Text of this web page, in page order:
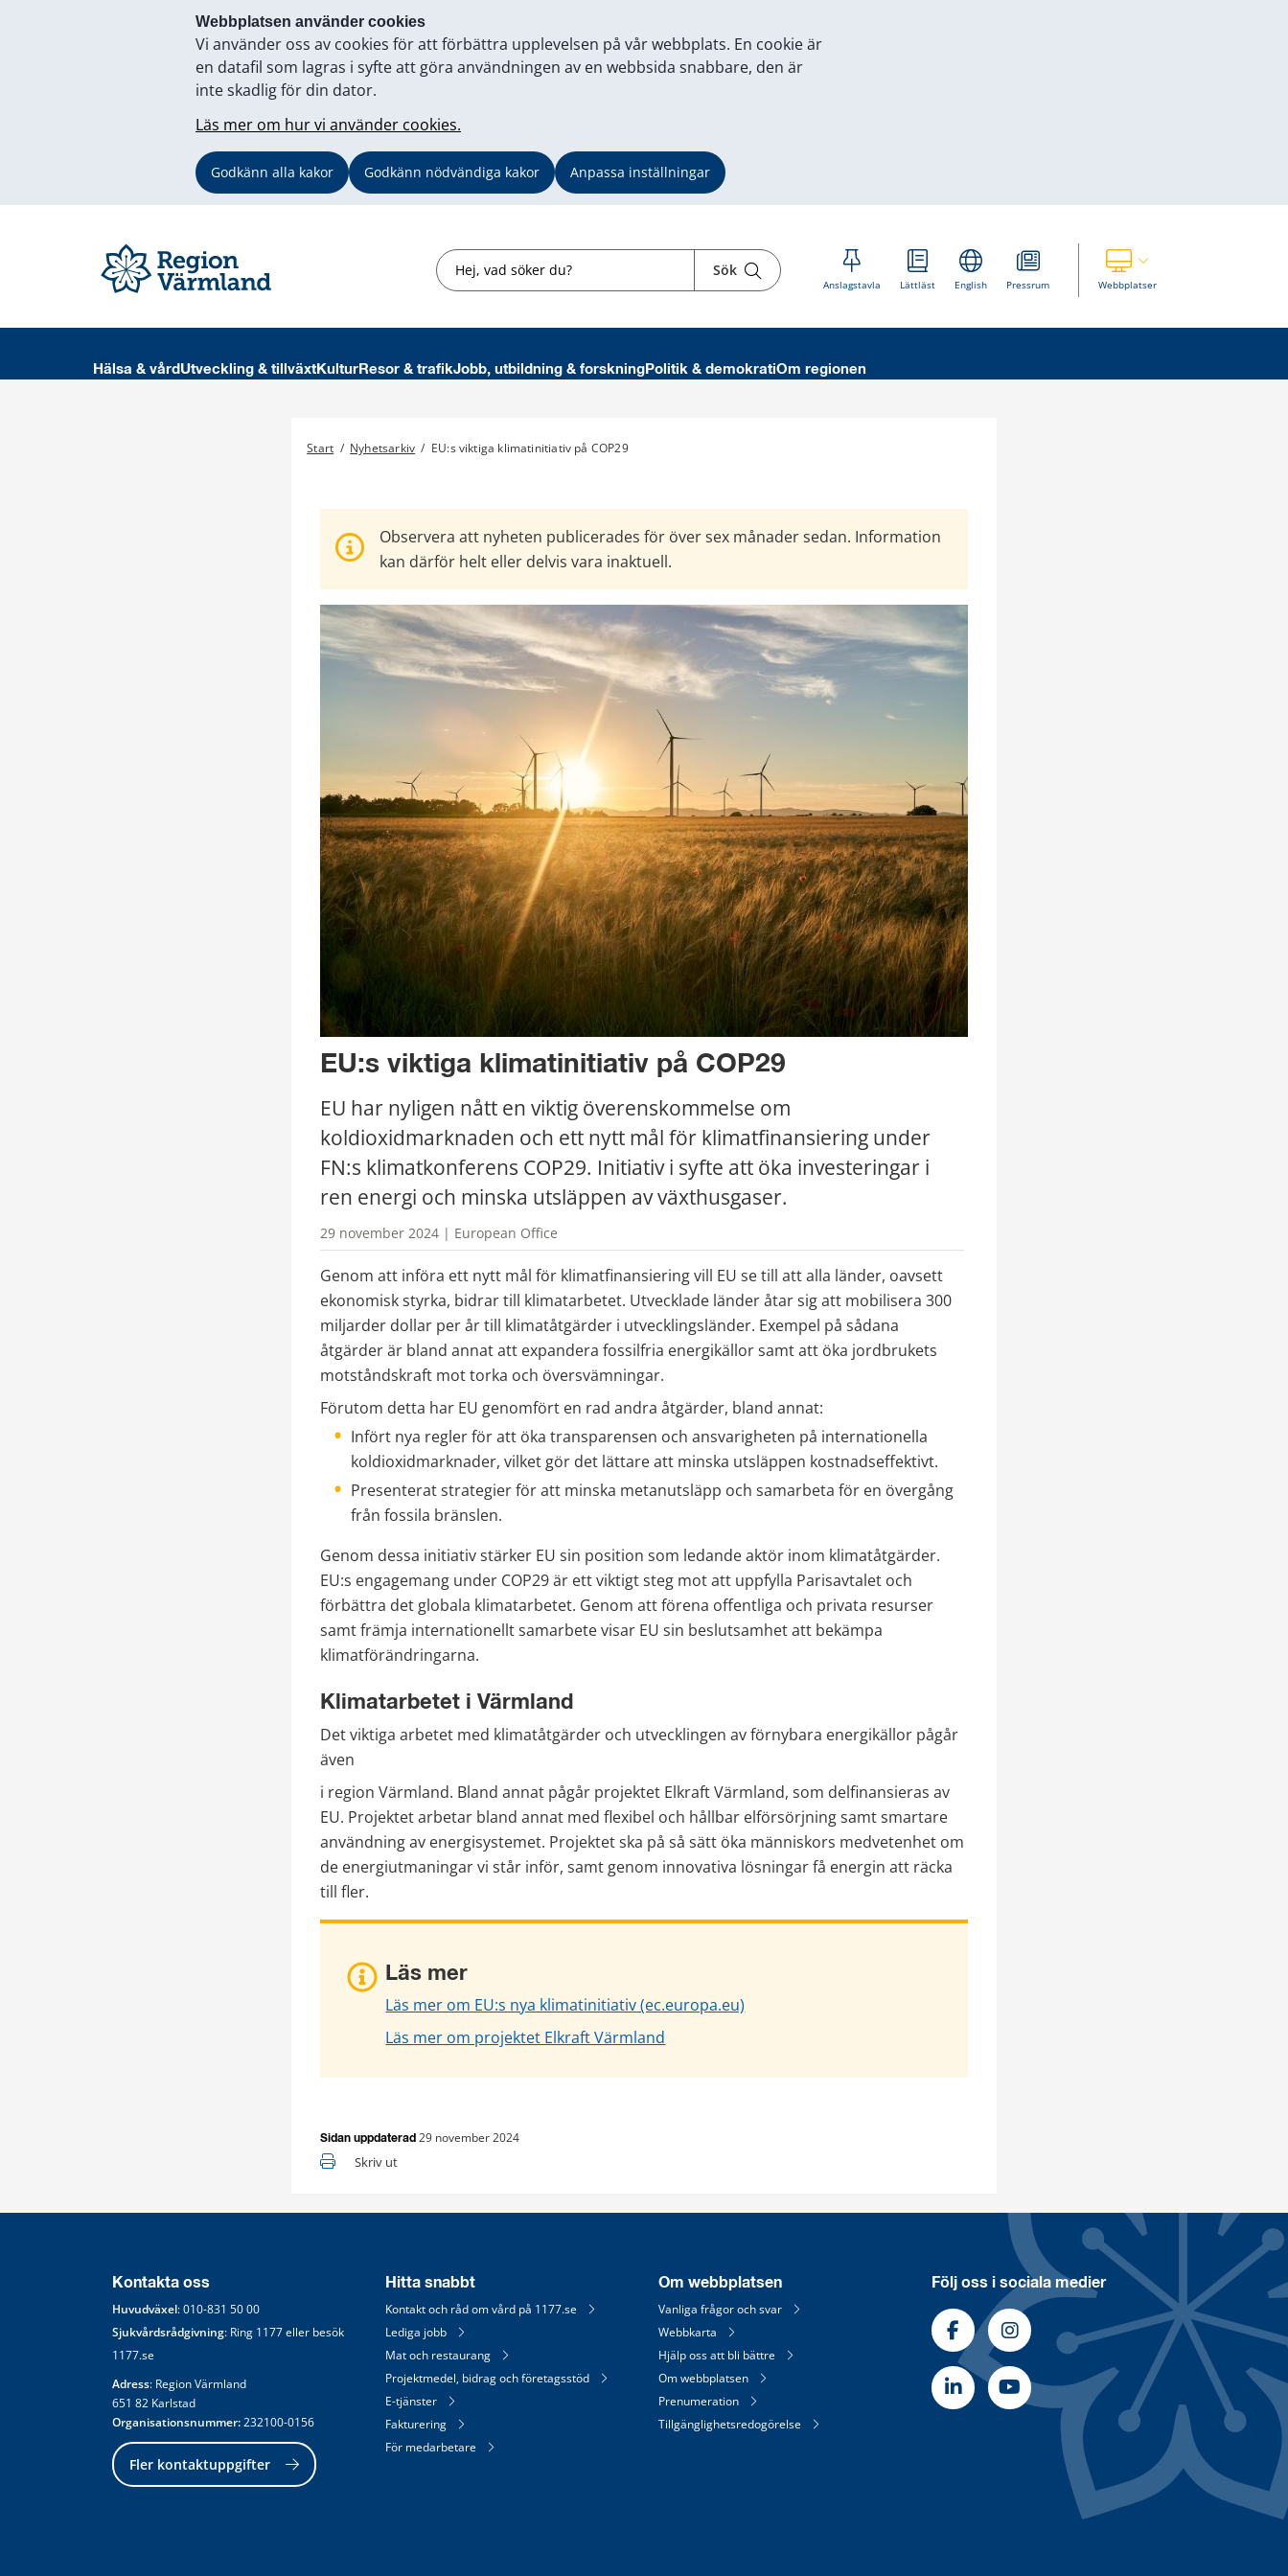
Webbplatsen använder cookies
Vi använder oss av cookies för att förbättra upplevelsen på vår webbplats. En cookie är
en datafil som lagras i syfte att göra användningen av en webbsida snabbare, den är
inte skadlig för din dator.
Läs mer om hur vi använder cookies.
Godkänn alla kakor Godkänn nödvändiga kakor Anpassa inställningar
Sök Sök
Anslagstavla Lättläst English Pressrum WebbplatserVisa våra andra webbplatser
Hälsa & vård Utveckling & tillväxtKulturResor & trafikJobb, utbildning & forskningPolitik & demokratiOm regionen
Start / Nyhetsarkiv / EU:s viktiga klimatinitiativ på COP29
Observera att nyheten publicerades för över sex månader sedan. Information
kan därför helt eller delvis vara inaktuell.
EU:s viktiga klimatinitiativ på COP29
EU har nyligen nått en viktig överenskommelse om
koldioxidmarknaden och ett nytt mål för klimatfinansiering under
FN:s klimatkonferens COP29. Initiativ i syfte att öka investeringar i
ren energi och minska utsläppen av växthusgaser.
29 november 2024 | European Office
Genom att införa ett nytt mål för klimatfinansiering vill EU se till att alla länder, oavsett
ekonomisk styrka, bidrar till klimatarbetet. Utvecklade länder åtar sig att mobilisera 300
miljarder dollar per år till klimatåtgärder i utvecklingsländer. Exempel på sådana
åtgärder är bland annat att expandera fossilfria energikällor samt att öka jordbrukets
motståndskraft mot torka och översvämningar.
Förutom detta har EU genomfört en rad andra åtgärder, bland annat:
Infört nya regler för att öka transparensen och ansvarigheten på internationella
koldioxidmarknader, vilket gör det lättare att minska utsläppen kostnadseffektivt.
Presenterat strategier för att minska metanutsläpp och samarbeta för en övergång
från fossila bränslen.
Genom dessa initiativ stärker EU sin position som ledande aktör inom klimatåtgärder.
EU:s engagemang under COP29 är ett viktigt steg mot att uppfylla Parisavtalet och
förbättra det globala klimatarbetet. Genom att förena offentliga och privata resurser
samt främja internationellt samarbete visar EU sin beslutsamhet att bekämpa
klimatförändringarna.
Klimatarbetet i Värmland
Det viktiga arbetet med klimatåtgärder och utvecklingen av förnybara energikällor pågår
även
i region Värmland. Bland annat pågår projektet Elkraft Värmland, som delfinansieras av
EU. Projektet arbetar bland annat med flexibel och hållbar elförsörjning samt smartare
användning av energisystemet. Projektet ska på så sätt öka människors medvetenhet om
de energiutmaningar vi står inför, samt genom innovativa lösningar få energin att räcka
till fler.
Läs mer
Läs mer om EU:s nya klimatinitiativ (ec.europa.eu)
Läs mer om projektet Elkraft Värmland
Sidan uppdaterad 29 november 2024
Skriv ut
Kontakta oss
Huvudväxel: 010-831 50 00
Sjukvårdsrådgivning: Ring 1177 eller besök
1177.se
Adress: Region Värmland
651 82 Karlstad
Organisationsnummer: 232100-0156
Fler kontaktuppgifter
Hitta snabbt
Kontakt och råd om vård på 1177.se
Lediga jobb
Mat och restaurang
Projektmedel, bidrag och företagsstöd
E-tjänster
Fakturering
För medarbetare
Om webbplatsen
Vanliga frågor och svar
Webbkarta
Hjälp oss att bli bättre
Om webbplatsen
Prenumeration
Tillgänglighetsredogörelse
Följ oss i sociala medier